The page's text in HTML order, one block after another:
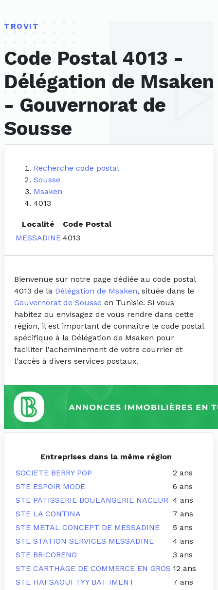
TROVIT
Code Postal 4013 -
Délégation de Msaken
- Gouvernorat de
Sousse
Recherche code postal
Sousse
Msaken
4013
Localité
Code Postal
MESSADINE 4013
Bienvenue sur notre page dédiée au code postal
4013 de la Délégation de Msaken, située dans le
Gouvernorat de Sousse en Tunisie. Si vous
habitez ou envisagez de vous rendre dans cette
région, il est important de connaître le code postal
spécifique à la Délégation de Msaken pour
faciliter l'acheminement de votre courrier et
l'accès à divers services postaux.
Entreprises dans la même région
SOCIETE BERRY POP
2 ans
STE ESPOIR MODE
6 ans
STE PATISSERIE BOULANGERIE NACEUR 4 ans
STE LA CONTINA
7 ans
STE METAL CONCEPT DE MESSADINE
5 ans
STE STATION SERVICES MESSADINE
4 ans
STE BRICORENO
3 ans
STE CARTHAGE DE COMMERCE EN GROS 12 ans
STE HAFSAOUI TYY BAT IMENT
7 ans